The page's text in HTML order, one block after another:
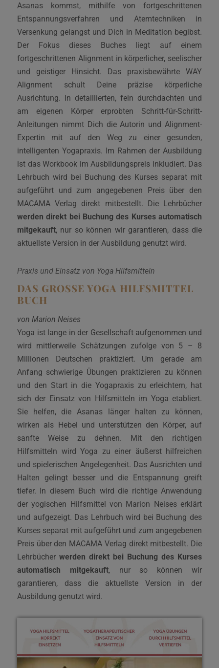
Asanas kommst, mithilfe von fortgeschrittenen
Entspannungsverfahren und Atemtechniken in
Versenkung gelangst und Dich in Meditation begibst.
Der Fokus dieses Buches liegt auf einem
fortgeschrittenen Alignment in körperlicher, seelischer
und geistiger Hinsicht. Das praxisbewährte WAY
Alignment schult Deine präzise körperliche
Ausrichtung. In detaillierten, fein durchdachten und
am eigenen Körper erprobten Schritt-für-Schritt-
Anleitungen nimmt Dich die Autorin und Alignment-
Expertin mit auf den Weg zu einer gesunden,
intelligenten Yogapraxis. Im Rahmen der Ausbildung
ist das Workbook im Ausbildungspreis inkludiert. Das
Lehrbuch wird bei Buchung des Kurses separat mit
aufgeführt und zum angegebenen Preis über den
MACAMA Verlag direkt mitbestellt. Die Lehrbücher
werden direkt bei Buchung des Kurses automatisch
mitgekauft, nur so können wir garantieren, dass die
aktuellste Version in der Ausbildung genutzt wird.
Praxis und Einsatz von Yoga Hilfsmitteln
DAS GROSSE YOGA HILFSMITTEL B
UCH
von Marion Neises
Yoga ist lange in der Gesellschaft aufgenommen und
wird mittlerweile Schätzungen zufolge von 5 – 8
Millionen Deutschen praktiziert. Um gerade am
Anfang schwierige Übungen praktizieren zu können
und den Start in die Yogapraxis zu erleichtern, hat
sich der Einsatz von Hilfsmitteln im Yoga etabliert.
Sie helfen, die Asanas länger halten zu können,
wirken als Hebel und unterstützen den Körper, auf
sanfte Weise zu dehnen. Mit den richtigen
Hilfsmitteln wird Yoga zu einer äußerst hilfreichen
und spielerischen Angelegenheit. Das Ausrichten und
Halten gelingt besser und die Entspannung greift
tiefer. In diesem Buch wird die richtige Anwendung
der yogischen Hilfsmittel von Marion Neises erklärt
und aufgezeigt. Das Lehrbuch wird bei Buchung des
Kurses separat mit aufgeführt und zum angegebenen
Preis über den MACAMA Verlag direkt mitbestellt. Die
Lehrbücher werden direkt bei Buchung des Kurses
automatisch mitgekauft, nur so können wir
garantieren, dass die aktuellste Version in der
Ausbildung genutzt wird.